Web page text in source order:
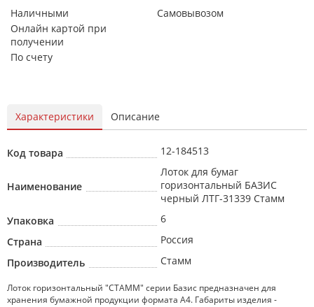
Наличными
Онлайн картой при
получении
По счету
Самовывозом
Характеристики Описание
Код товара 12-184513
Наименование
Лоток для бумаг
горизонтальный БАЗИС
черный ЛТГ-31339 Стамм
Упаковка
6
Страна
Россия
Производитель
Стамм
Лоток горизонтальный "СТАММ" серии Базис предназначен для
хранения бумажной продукции формата А4. Габариты изделия -